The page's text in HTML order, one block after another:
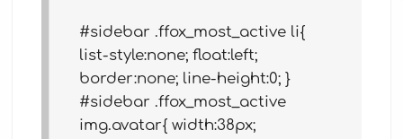
#sidebar .ffox_most_active li{
list-style:none; float:left;
border:none; line-height:0; }
#sidebar .ffox_most_active
img.avatar{ width:38px;